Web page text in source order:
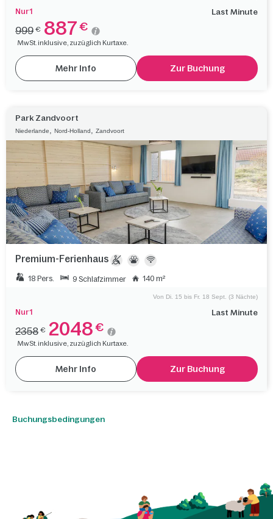
Nur 1 Last Minute
999 € 887 €
MwSt. inklusive, zuzüglich Kurtaxe.
Mehr Info Zur Buchung
Park Zandvoort
Niederlande, Nord-Holland, Zandvoort
Premium-Ferienhaus
18 Pers. 9 Schlafzimmer 140 m²
Nur 1 Last Minute
Von Di. 15 bis Fr. 18 Sept. (3 Nächte)
2358 € 2048 €
MwSt. inklusive, zuzüglich Kurtaxe.
Mehr Info Zur Buchung
Buchungsbedingungen